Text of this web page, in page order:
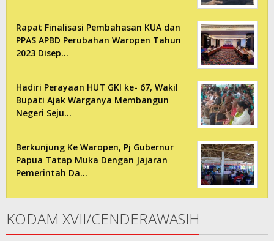
Rapat Finalisasi Pembahasan KUA dan
PPAS APBD Perubahan Waropen Tahun
2023 Disep…
Hadiri Perayaan HUT GKI ke- 67, Wakil
Bupati Ajak Warganya Membangun
Negeri Seju…
Berkunjung Ke Waropen, Pj Gubernur
Papua Tatap Muka Dengan Jajaran
Pemerintah Da…
KODAM XVII/CENDERAWASIH